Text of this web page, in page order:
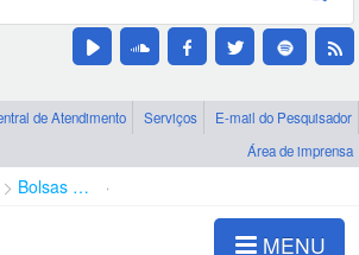
de Atendimento Serviços
E-mail do Pesquisador
Área de imprensa
Bolsas e Auxílios Vigentes
MENU